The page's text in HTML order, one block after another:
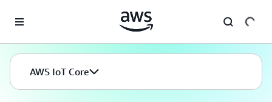
AWS IoT Core